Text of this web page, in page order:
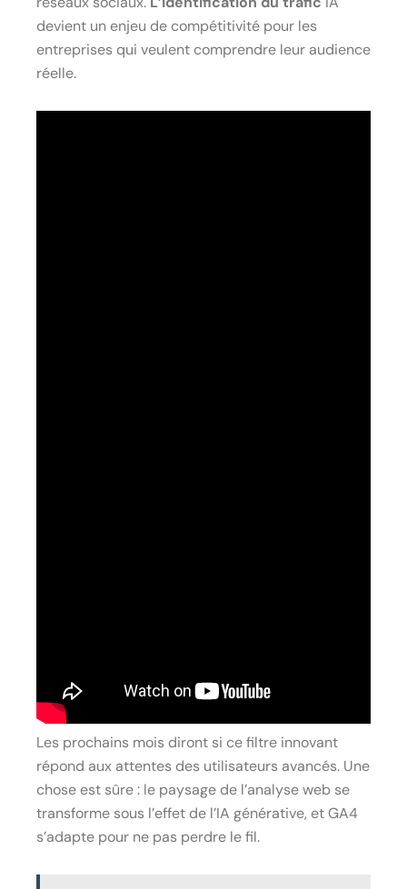
devient un enjeu de compétitivité pour les
entreprises qui veulent comprendre leur audience
réelle.
Les prochains mois diront si ce filtre innovant
répond aux attentes des utilisateurs avancés. Une
chose est sûre : le paysage de l’analyse web se
transforme sous l’effet de l’IA générative, et GA4
s’adapte pour ne pas perdre le fil.